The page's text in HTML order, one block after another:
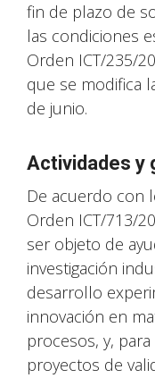
fin de plazo de
las condiciones
Orden ICT/235/
que se modifica
de junio.
Actividades y
De acuerdo con
Orden ICT/713/
ser objeto de
investigación
desarrollo
innovación en
procesos, y, para
proyectos de